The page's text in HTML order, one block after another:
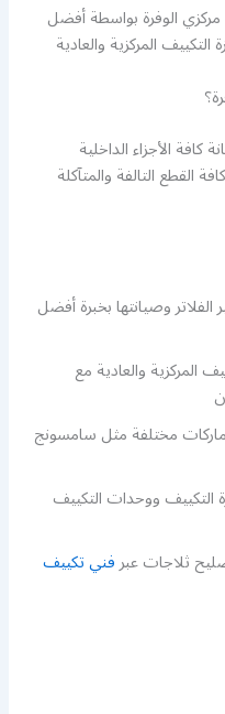
مركزي الوفرة بواسطة أفضل
المركزية والعادية
الأجزاء الداخلية
القطع التالفة والمتآكلة
وصيانتها بخبرة أفضل
المركزية والعادية مع
مختلفة مثل سامسونج
التكييف ووحدات التكييف
ثلاجات عبرفني تكييف